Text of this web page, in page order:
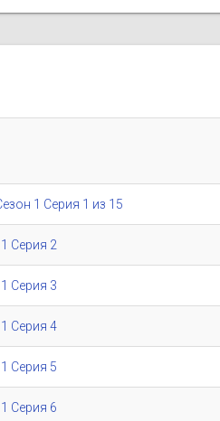
1 Серия 1 из 15
Серия 2
Серия 3
Серия 4
Серия 5
Серия 6